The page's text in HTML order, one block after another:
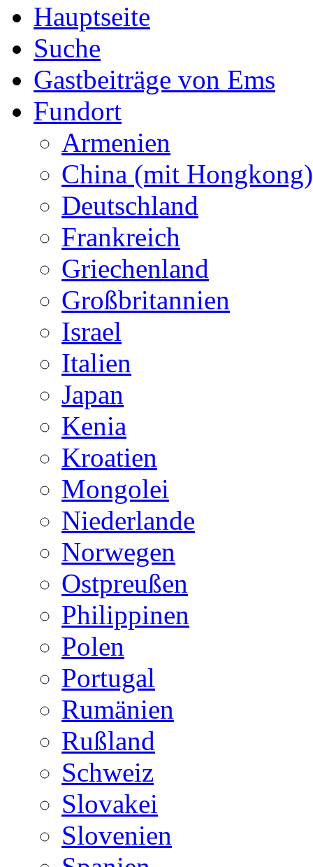
Hauptseite
Suche
Gastbeiträge von Ems
Fundort
Armenien
China (mit Hongkong)
Deutschland
Frankreich
Griechenland
Großbritannien
Israel
Italien
Japan
Kenia
Kroatien
Mongolei
Niederlande
Norwegen
Ostpreußen
Philippinen
Polen
Portugal
Rumänien
Rußland
Schweiz
Slovakei
Slovenien